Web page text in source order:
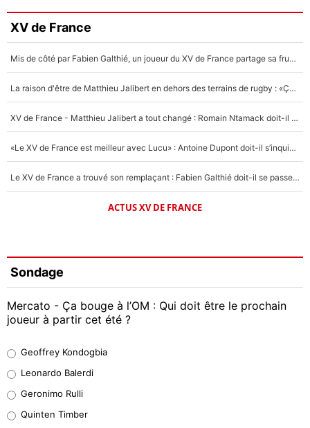
XV de France
Mis de côté par Fabien Galthié, un joueur du XV de France partage sa frustration : «ils ne me l’ont pas dit tout de suite»
La raison d'être de Matthieu Jalibert en dehors des terrains de rugby : «Ça m'atteint autant que si tu touches à un membre de ma famille»
XV de France - Matthieu Jalibert a tout changé : Romain Ntamack doit-il s’inquiéter pour sa place à un an de la Coupe du monde ?
«Le XV de France est meilleur avec Lucu» : Antoine Dupont doit-il s’inquiéter pour sa place ?
Le XV de France a trouvé son remplaçant : Fabien Galthié doit-il se passer d'Antoine Dupont ?
ACTUS XV DE FRANCE
Sondage
Mercato - Ça bouge à l’OM : Qui doit être le prochain
joueur à partir cet été ?
38%
32%
Geoffrey Kondogbia
Leonardo Balerdi
Geronimo Rulli
Quinten Timber